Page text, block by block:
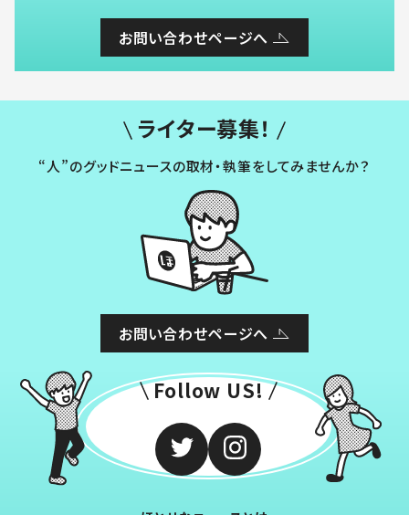
お問い合わせページへ
ライター募集！
“人”のグッドニュースの取材・執筆をしてみませんか？
お問い合わせページへ
Follow US!